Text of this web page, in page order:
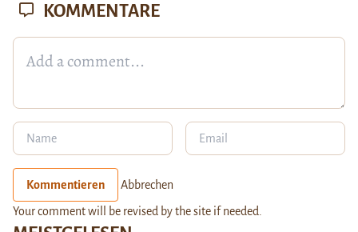
KOMMENTARE
Kommentieren Abbrechen
Your comment will be revised by the site if needed.